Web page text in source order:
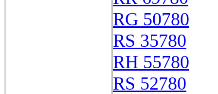
RG 50780
RS 35780
RH 55780
RS 52780